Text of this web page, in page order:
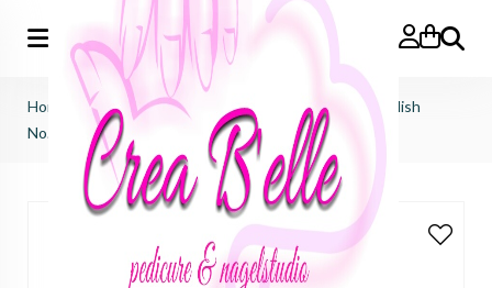
Zoeken
Home Victoria Vynn> Salon gel polish > salon gel polish
No.339 Psycho Orange